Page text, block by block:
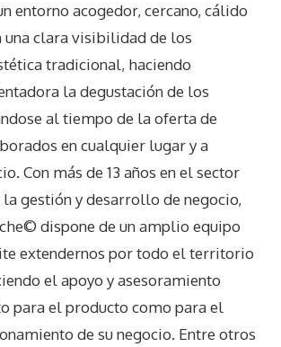
entorno acogedor, cercano, cálido
una clara visibilidad de los
tradicional, haciendo
la degustación de los
al tiempo de la oferta de
en cualquier lugar y a
Con más de 13 años en el sector
la gestión y desarrollo de negocio,
dispone de un amplio equipo
extendernos por todo el territorio
el apoyo y asesoramiento
para el producto como para el
de su negocio. Entre otros